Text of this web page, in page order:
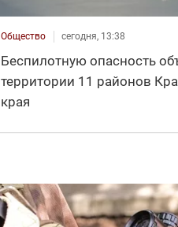
Общество сегодня, 13:38
Беспилотную опасность
территории 11 районов
края